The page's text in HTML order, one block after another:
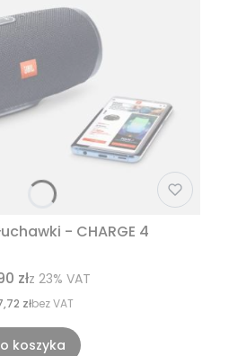
- CHARGE 4
złz 23% VAT
złbez VAT
koszyka